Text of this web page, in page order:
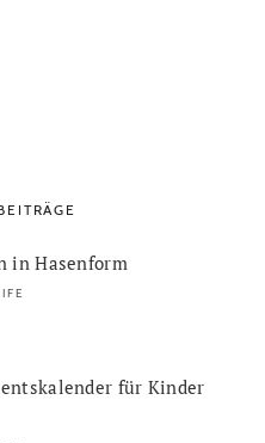
in Hasenform
für Kinder